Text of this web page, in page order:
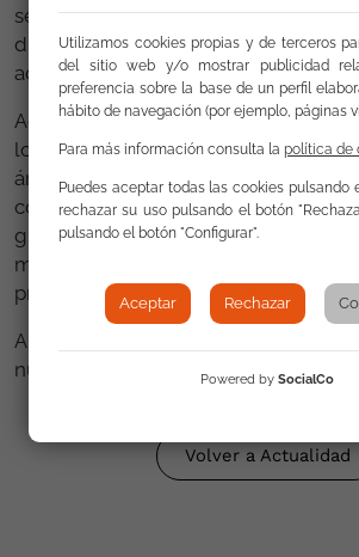
seguimos aprendiendo a utilizar las
digitales para encontrar trabajo,
adquirimos confianza para afrontar
Actualmente disponemos de 8
los que abarcamos la digitalización
ámbitos que nos permiten descubrir
conocimientos y actitud, la
gran aliada para abrir caminos,
mejor versión al mundo y alcanzar
profesionales.
Apúntate y digitalízate con
nueva generación.
Volver a Actualidad
Utilizamos cookies propias y de terceros
del sitio web y/o mostrar publicidad
preferencia sobre la base de un perfil
hábito de navegación (por ejemplo, páginas
Para más información consulta la política de
Puedes aceptar todas las cookies pulsando
rechazar su uso pulsando el botón
pulsando el botón "Configurar".
Aceptar Rechazar
Powered by SocialCo